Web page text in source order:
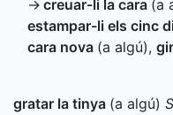
→ creuar-li la cara (a
estampar-li els cinc
cara nova (a algú),
gratar la tinya (a algú)